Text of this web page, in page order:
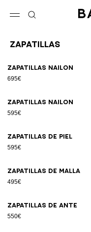
Zapatillas
Zapatillas nailon
695€
Zapatillas nailon
595€
Zapatillas de piel
595€
Zapatillas de malla
495€
Zapatillas de ante
550€